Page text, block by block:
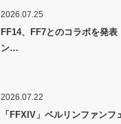
2026.07.25
FF14、FF7とのコラボを発
ン…
2026.07.22
「FFXIV」ベルリンファンフ